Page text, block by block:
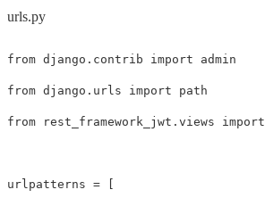
urls.py
from django.contrib import admin
from django.urls import path
from rest_framework_jwt.views import
urlpatterns =